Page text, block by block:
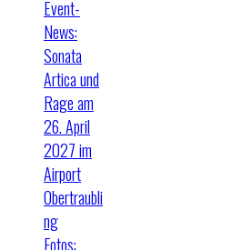
Event-
News:
Sonata
Artica und
Rage am
26. April
2027 im
Airport
Obertraubli
ng
Fotos: